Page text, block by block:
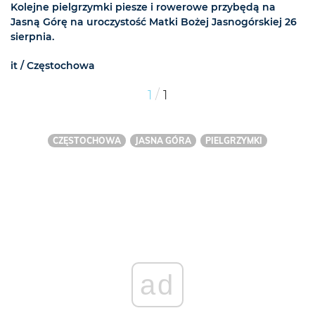
Kolejne pielgrzymki piesze i rowerowe przybędą na
Jasną Górę na uroczystość Matki Bożej Jasnogórskiej 26
sierpnia.
it / Częstochowa
1 / 1
CZĘSTOCHOWA JASNA GÓRA PIELGRZYMKI
ad